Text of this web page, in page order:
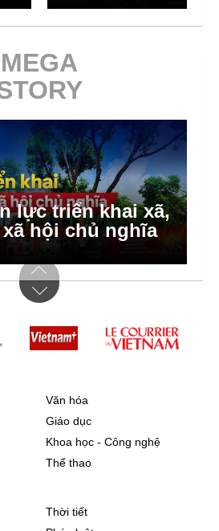
MEGA
lực triển khai xã,
hội chủ nghĩa
Văn hóa
Giáo dục
Khoa học - Công nghệ
Thể thao
Thời tiết